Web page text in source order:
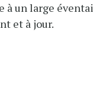
un large
et à jour.